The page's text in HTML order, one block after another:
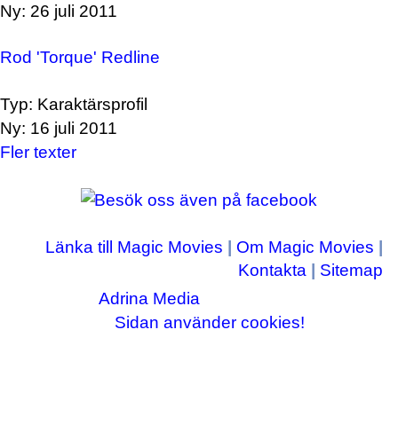
Ny: 26 juli 2011
Rod 'Torque' Redline
Typ: Karaktärsprofil
Ny: 16 juli 2011
Fler texter
Länka till Magic Movies Om Magic Movies
Kontakta
Sitemap
Copyright © 2003-2026Adrina Media
Sidan använder cookies!